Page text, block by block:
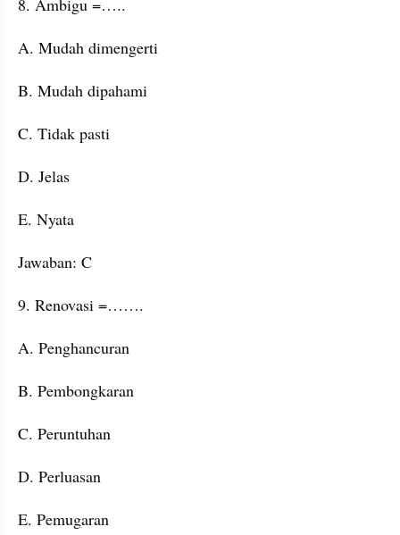
A. Mudah dimengerti
B. Mudah dipahami
C. Tidak pasti
D. Jelas
E. Nyata
Jawaban: C
9. Renovasi =…….
A. Penghancuran
B. Pembongkaran
C. Peruntuhan
D. Perluasan
E. Pemugaran